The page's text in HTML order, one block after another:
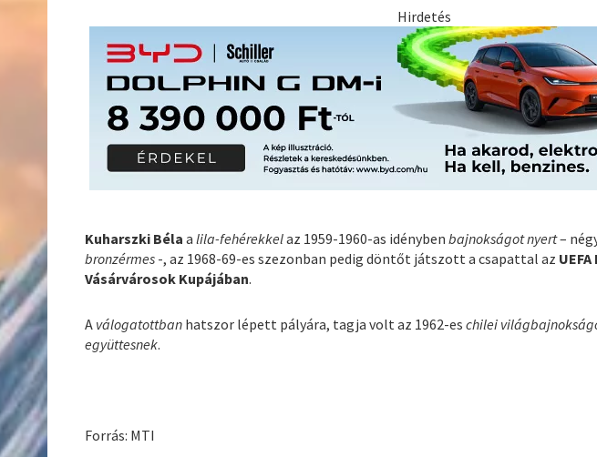
Hirdetés
Kuharszki Béla alila-fehérekkelaz 1959-1960-as idénybenbajnokságot nyert–
bronzérmes -, az 1968-69-es szezonban pedig döntőt játszott a csapattal az
Vásárvárosok Kupájában.
A válogatottban hatszor lépett pályára, tagja volt az 1962-eschilei
együttesnek.
Forrás: MTI